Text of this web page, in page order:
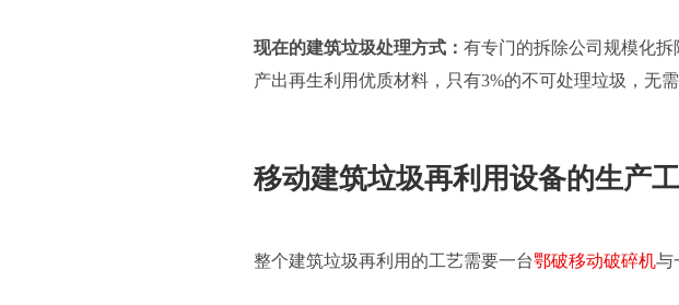
现在的建筑垃圾处理方式： 有专门的拆除公司规模化
产出再生利用优质材料，只有3%的不可处理垃圾，无
移动建筑垃圾再利用设备的生产
整个建筑垃圾再利用的工艺需要一台鄂破移动破碎机与